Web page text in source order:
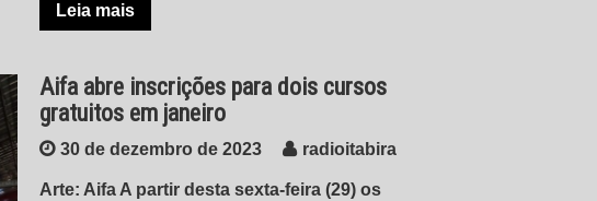
Leia mais
Aifa abre inscrições para dois cursos
gratuitos em janeiro
30 de dezembro de 2023 radioitabira
Arte: Aifa A partir desta sexta-feira (29) os